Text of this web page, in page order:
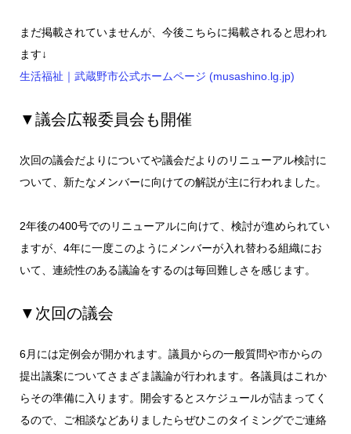
まだ掲載されていませんが、今後こちらに掲載されると思われ
ます↓
生活福祉｜武蔵野市公式ホームページ (musashino.lg.jp)
▼議会広報委員会も開催
次回の議会だよりについてや議会だよりのリニューアル検討に
ついて、新たなメンバーに向けての解説が主に行われました。
2年後の400号でのリニューアルに向けて、検討が進められてい
ますが、4年に一度このようにメンバーが入れ替わる組織にお
いて、連続性のある議論をするのは毎回難しさを感じます。
▼次回の議会
6月には定例会が開かれます。議員からの一般質問や市からの
提出議案についてさまざま議論が行われます。各議員はこれか
らその準備に入ります。開会するとスケジュールが詰まってく
るので、ご相談などありましたらぜひこのタイミングでご連絡